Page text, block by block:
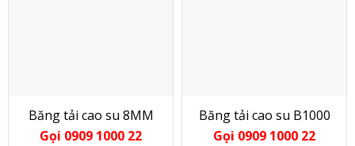
Băng tải cao su 8MM
Gọi 0909 1000 22
Băng tải cao su B1000
Gọi 0909 1000 22